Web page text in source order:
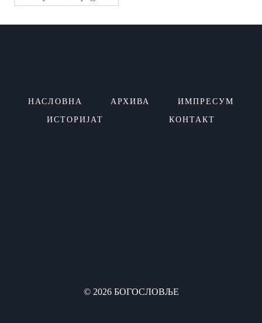
НАСЛОВНА АРХИВА ИМПРЕСУМ
ИСТОРИЈАТ КОНТАКТ
© 2026 БОГОСЛОВЉЕ